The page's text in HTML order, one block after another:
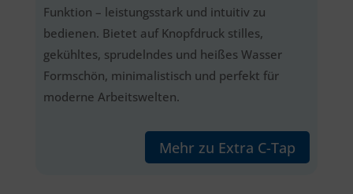
Funktion – leistungsstark und intuitiv zu
bedienen. Bietet auf Knopfdruck stilles,
gekühltes, sprudelndes und heißes Wasser
Formschön, minimalistisch und perfekt für
moderne Arbeitswelten.
Mehr zu Extra C-Tap